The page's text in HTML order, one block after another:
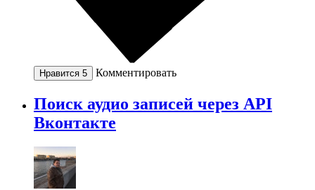
Нравится 5 Комментировать
Поиск аудио записей через API
Вконтакте